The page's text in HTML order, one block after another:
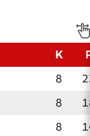
K
8
8
8